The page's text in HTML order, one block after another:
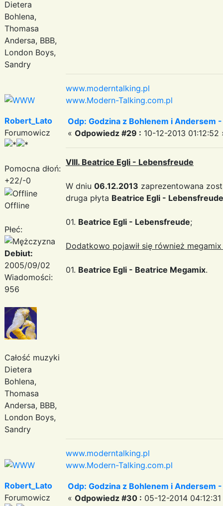
Dietera
Bohlena,
Thomasa
Andersa, BBB,
London Boys,
Sandry
www.moderntalking.pl
www.Modern-Talking.com.pl
Robert_Lato
Forumowicz
Pomocna dłoń:
+22/-0
Offline
Płeć:
Debiut:
2005/09/02
Wiadomości:
956
Całość muzyki
Dietera
Bohlena,
Thomasa
Andersa, BBB,
London Boys,
Sandry
Odp: Godzina z Bohlenem i Andersem
« Odpowiedz #29 : 10-12-2013 01:12:52
VIII. Beatrice Egli - Lebensfreude
W dniu 06.12.2013 zaprezentowana
druga płyta Beatrice Egli - Lebensfreude
01. Beatrice Egli - Lebensfreude;
Dodatkowo pojawił się również
01. Beatrice Egli - Beatrice Megamix.
www.moderntalking.pl
www.Modern-Talking.com.pl
Robert_Lato
Forumowicz
Odp: Godzina z Bohlenem i Andersem
« Odpowiedz #30 : 05-12-2014 04:12:31